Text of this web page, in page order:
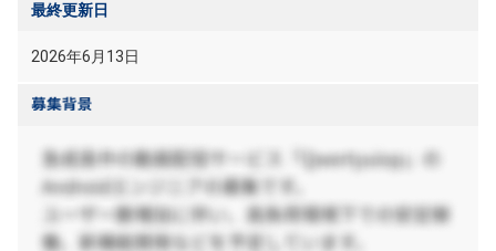
最終更新日
2026年6月13日